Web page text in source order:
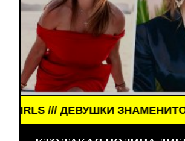
ДЕВУШКИ ЗНАМЕНИТОСТИ ///